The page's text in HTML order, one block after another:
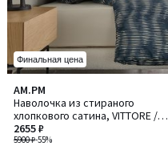
Финальная цена
AM.PM
Наволочка из стираного
хлопкового сатина, VITTORE /
ВИТТОР
5900 ₽-55%
2655 ₽